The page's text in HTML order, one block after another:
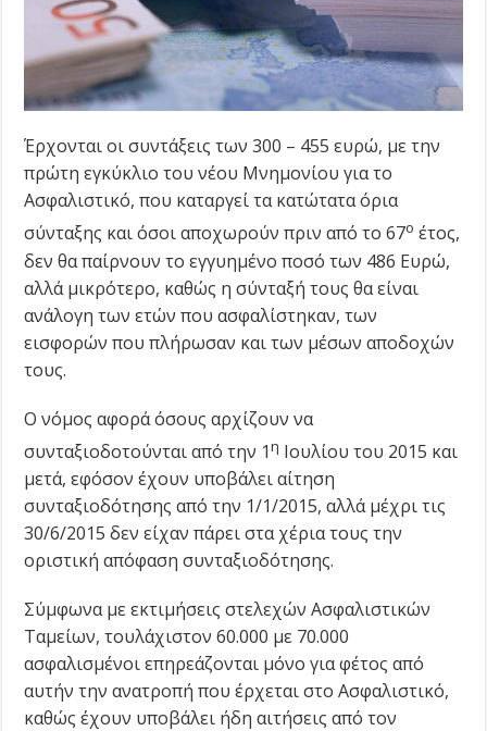
Έρχονται οι συντάξεις των 300 – 455 ευρώ, με την
πρώτη εγκύκλιο του νέου Μνημονίου για το
Ασφαλιστικό, που καταργεί τα κατώτατα όρια
σύνταξης και όσοι αποχωρούν πριν από το 67ο έτος,
δεν θα παίρνουν το εγγυημένο ποσό των 486 Ευρώ,
αλλά μικρότερο, καθώς η σύνταξή τους θα είναι
ανάλογη των ετών που ασφαλίστηκαν, των
εισφορών που πλήρωσαν και των μέσων αποδοχών
τους.
Ο νόμος αφορά όσους αρχίζουν να
συνταξιοδοτούνται από την 1η Ιουλίου του 2015 και
μετά, εφόσον έχουν υποβάλει αίτηση
συνταξιοδότησης από την 1/1/2015, αλλά μέχρι τις
30/6/2015 δεν είχαν πάρει στα χέρια τους την
οριστική απόφαση συνταξιοδότησης.
Σύμφωνα με εκτιμήσεις στελεχών Ασφαλιστικών
Ταμείων, τουλάχιστον 60.000 με 70.000
ασφαλισμένοι επηρεάζονται μόνο για φέτος από
αυτήν την ανατροπή που έρχεται στο Ασφαλιστικό,
καθώς έχουν υποβάλει ήδη αιτήσεις από τον